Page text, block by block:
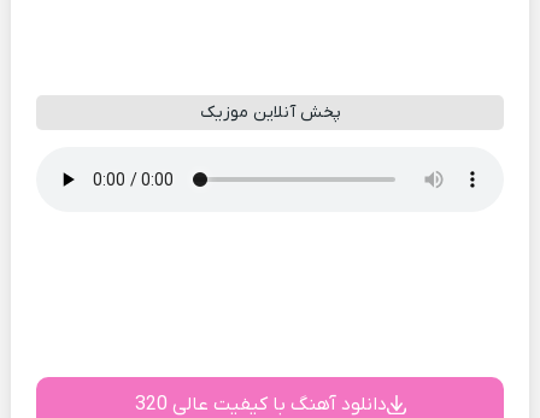
پخش آنلاین موزیک
دانلود آهنگ با کیفیت عالی 320